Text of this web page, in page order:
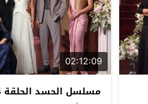
02:12:09
مسلسل الحسد الحلقة 4 مترجم